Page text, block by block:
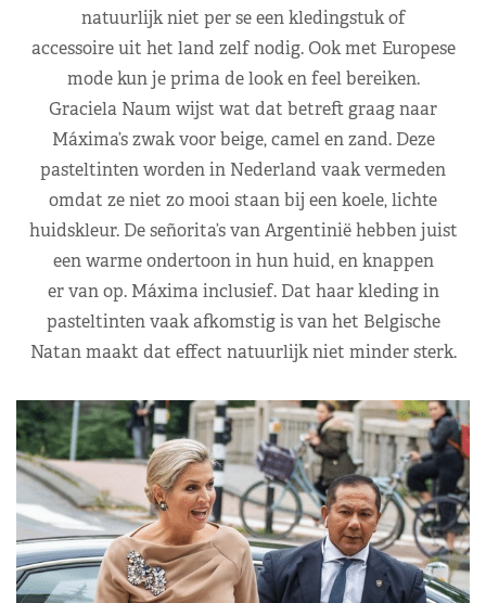
natuurlijk niet per se een kledingstuk of
accessoire uit het land zelf nodig. Ook met Europese
mode kun je prima de look en feel bereiken.
Graciela Naum wijst wat dat betreft graag naar
Máxima’s zwak voor beige, camel en zand. Deze
pasteltinten worden in Nederland vaak vermeden
omdat ze niet zo mooi staan bij een koele, lichte
huidskleur. De señorita’s van Argentinië hebben juist
een warme ondertoon in hun huid, en knappen
er van op. Máxima inclusief. Dat haar kleding in
pasteltinten vaak afkomstig is van het Belgische
Natan maakt dat effect natuurlijk niet minder sterk.